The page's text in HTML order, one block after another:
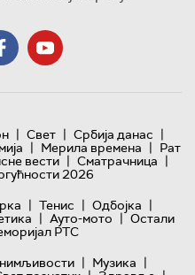
| Свет | Србија данас |
| Мерила времена | Рат
вести | Сматрачница |
2026
| Тенис | Одбојка |
| Ауто-мото | Остали
РТС
| Музика |